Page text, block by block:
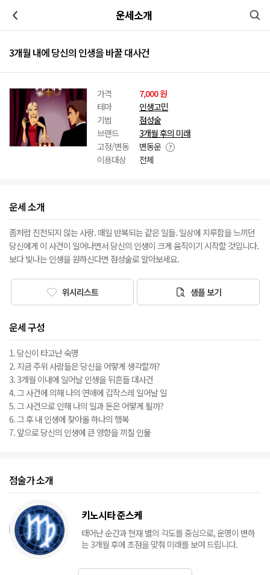
운세소개
3개월 내에 당신의 인생을 바꿀 대사건
가격
7,000 원
테마
인생고민
기법
점성술
브랜드
3개월 후의 미래
고정/변동
변동운
이용대상
전체
운세 소개
좀처럼 진전되지 않는 사랑. 매일 반복되는 같은 일들. 일상에 지루함을 느끼던
당신에게 이 사건이 일어나면서 당신의 인생이 크게 움직이기 시작할 것입니다.
보다 빛나는 인생을 원하신다면 점성술로 알아보세요.
위시리스트 샘플 보기
운세 구성
1. 당신이 타고난 숙명
2. 지금 주위 사람들은 당신을 어떻게 생각할까?
3. 3개월 이내에 일어날 인생을 뒤흔들 대사건
4. 그 사건에 의해 나의 연애에 갑작스레 일어날 일
5. 그 사건으로 인해 나의 일과 돈은 어떻게 될까?
6. 그 후 내 인생에 찾아올 하나의 행복
7. 앞으로 당신의 인생에 큰 영향을 끼칠 인물
점술가 소개
키노시타 준스케
태어난 순간과 현재 별의 각도를 중심으로, 운명이 변하
는 3개월 후에 초점을 맞춰 미래를 보여 드립니다.